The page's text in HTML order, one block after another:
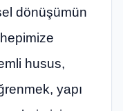
dönüşümün
husus,
yapı